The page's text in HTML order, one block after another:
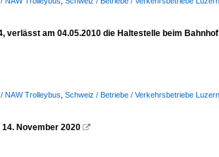
verlässt am 04.05.2010 die Haltestelle beim
NAW Trolleybus Schweiz / Betriebe / Verkehrsbetriebe
14. November 2020 